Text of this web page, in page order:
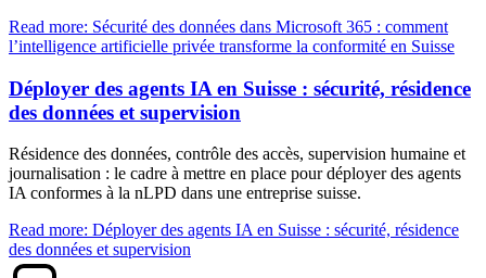
Read more: Sécurité des données dans Microsoft 365 : comment
l’intelligence artificielle privée transforme la conformité en Suisse
Déployer des agents IA en Suisse : sécurité, résidence
des données et supervision
Résidence des données, contrôle des accès, supervision humaine et
journalisation : le cadre à mettre en place pour déployer des agents
IA conformes à la nLPD dans une entreprise suisse.
Read more: Déployer des agents IA en Suisse : sécurité, résidence
des données et supervision